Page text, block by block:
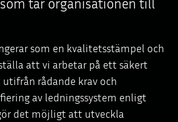
som en kvalitetsstämpel och
att vi arbetar på ett säkert
rådande krav och
av ledningssystem enligt
det möjligt att utveckla